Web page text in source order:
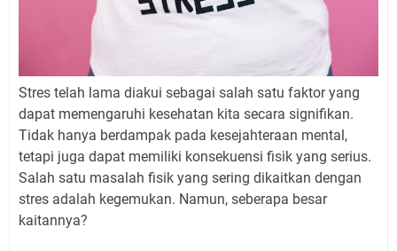
Stres telah lama diakui sebagai salah satu faktor yang
dapat memengaruhi kesehatan kita secara signifikan.
Tidak hanya berdampak pada kesejahteraan mental,
tetapi juga dapat memiliki konsekuensi fisik yang serius.
Salah satu masalah fisik yang sering dikaitkan dengan
stres adalah kegemukan. Namun, seberapa besar
kaitannya?